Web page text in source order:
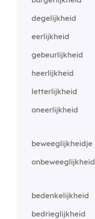
degelijkheid
eerlijkheid
gebeurlijkheid
heerlijkheid
letterlijkheid
oneerlijkheid
beweeglijkheidje
onbeweeglijkheid
bedenkelijkheid
bedrieglijkheid